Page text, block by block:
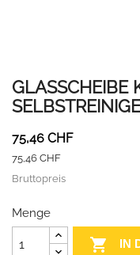
GLASSCHEIBE
75,46 CHF
75,46 CHF
Bruttopreis
Menge
 IN